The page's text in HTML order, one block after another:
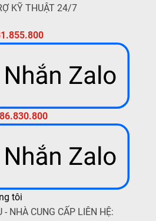
KỸ THUẬT 24/7
tôi
- NHÀ CUNG CẤP LIÊN HỆ: